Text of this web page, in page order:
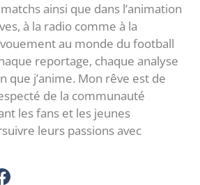
ainsi que dans l’animation
à la radio comme à la
au monde du football
reportage, chaque analyse
que j’anime. Mon rêve est de
de la communauté
les fans et les jeunes
leurs passions avec